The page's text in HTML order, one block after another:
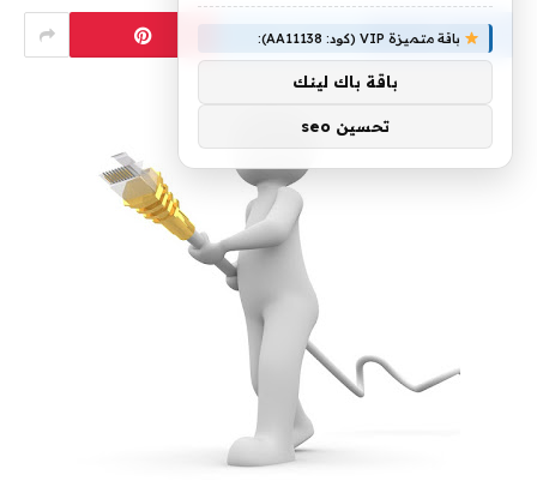
باقة متميزة VIP (كود: AA11138):
باقة باك لينك
تحسين seo